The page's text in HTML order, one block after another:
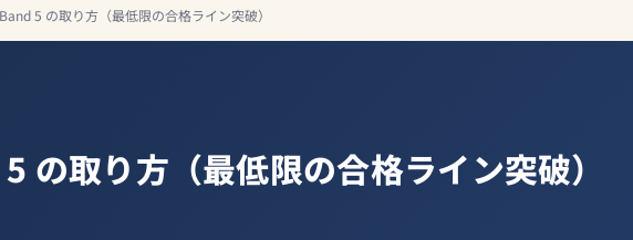
5 の取り方（最低限の合格ライン突破）
の取り方（最低限の合格ライン突破）